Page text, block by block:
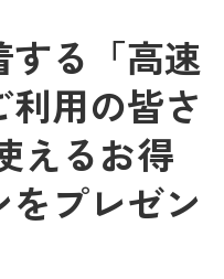
る「高速
用の皆さ
えるお得
プレゼン